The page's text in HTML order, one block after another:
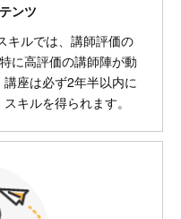
ンツ
キルでは、講師評価の
に高評価の講師陣が動
座は必ず2年半以内に
キルを得られます。